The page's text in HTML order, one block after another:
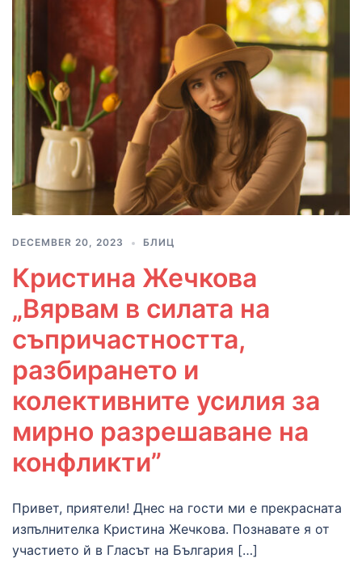
DECEMBER 20, 2023 БЛИЦ
Кристина Жечкова
„Вярвам в силата на
съпричастността,
разбирането и
колективните усилия за
мирно разрешаване на
конфликти”
Привет, приятели! Днес на гости ми е прекрасната
изпълнителка Кристина Жечкова. Познавате я от
участието й в Гласът на България […]